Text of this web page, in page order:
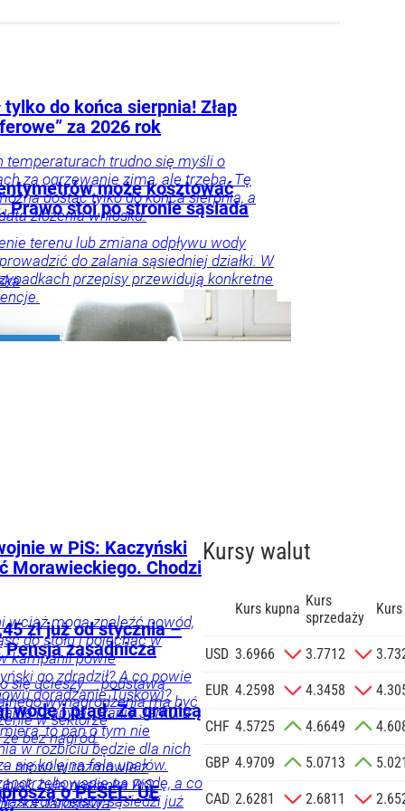
tylko do końca sierpnia! Złap
za 2026 rok
temperaturach trudno się myśli o
za ogrzewanie zimą, ale trzeba. Tę
dostać tylko do końca sierpnia, a
złożenia wniosku.
może kosztować
Prawo stoi po stronie sąsiada
terenu lub zmiana odpływu wody
do zalania sąsiedniej działki. W
przepisy przewidują konkretne
na
na podany
o.o. w imieniu
zlecenie jej
w PiS: Kaczyński
Morawieckiego. Chodzi
wciąż mogą znaleźć powód,
do stołu i pojechać w
kampanii powie
go zdradził? A co powie
doradzanie Tuskowi?
i zapyta: „Panie Jarku, a
to pan o tym nie
w rozbiciu będzie dla nich
mówi w rozmowie z
była posłanka PiS,
Jarosława
zł już od stycznia –
zasadnicza
się ucieszy – podstawą
wynagrodzenia ma być
w sektorze
bez nagród.
wodę i prąd. Za granicą
się kolejna fala upałów.
na wodę, a co
europejscy sąsiedzi już
o PESEL. UE
Kursy walut
Kurs kupna Kurs
sprzedaży
USD 3.6966 3.7712
EUR 4.2598 4.3458
CHF 4.5725 4.6649
GBP 4.9709 5.0713
CAD 2.6281 2.6811